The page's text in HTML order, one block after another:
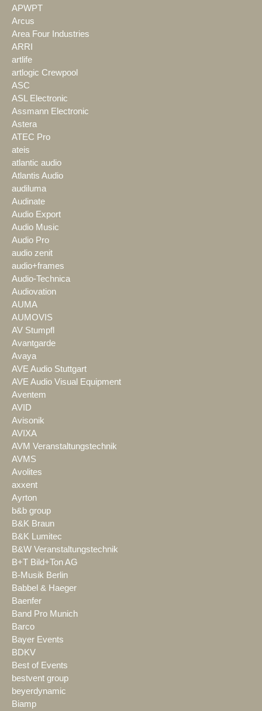
APWPT
Arcus
Area Four Industries
ARRI
artlife
artlogic Crewpool
ASC
ASL Electronic
Assmann Electronic
Astera
ATEC Pro
ateis
atlantic audio
Atlantis Audio
audiluma
Audinate
Audio Export
Audio Music
Audio Pro
audio zenit
audio+frames
Audio-Technica
Audiovation
AUMA
AUMOVIS
AV Stumpfl
Avantgarde
Avaya
AVE Audio Stuttgart
AVE Audio Visual Equipment
Aventem
AVID
Avisonik
AVIXA
AVM Veranstaltungstechnik
AVMS
Avolites
axxent
Ayrton
b&b group
B&K Braun
B&K Lumitec
B&W Veranstaltungstechnik
B+T Bild+Ton AG
B-Musik Berlin
Babbel & Haeger
Baenfer
Band Pro Munich
Barco
Bayer Events
BDKV
Best of Events
bestvent group
beyerdynamic
Biamp